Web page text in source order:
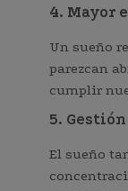
4. Mayor
Un sueño
parezcan
cumplir
5.
El sueño